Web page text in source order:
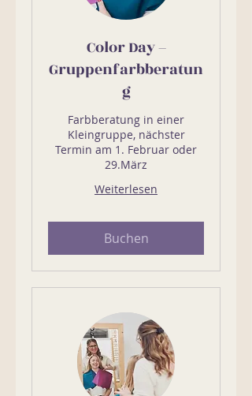
Color Day –
Gruppenfarbberatun
g
Farbberatung in einer
Kleingruppe, nächster
Termin am 1. Februar oder
29.März
Weiterlesen
Buchen